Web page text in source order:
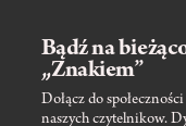
Bądź na
„Znakiem”
Dołącz do społeczności
naszych czytelnikow.